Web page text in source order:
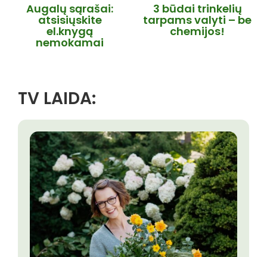
Augalų sąrašai:
atsisiųskite
el.knygą
nemokamai
3 būdai trinkelių
tarpams valyti – be
chemijos!
TV LAIDA: